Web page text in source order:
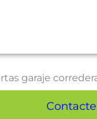
garaje